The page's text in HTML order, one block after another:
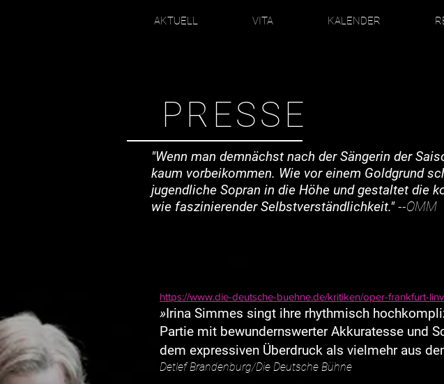
AKTUELL VITA KALENDER
PRESSE
"Wenn man demnächst nach der Sängerin der
kaum vorbeikommen. Wie vor einem Goldgrund
jugendliche Sopran in die Höhe und gestaltet die
wie faszinierender Selbstverständlichkeit."--OMM
https://www.die-deutsche-buehne.de/kritiken/oper-frankfurt-
»Irina Simmes singt ihre rhythmisch
Partie mit bewundernswerter Akkuratesse und
dem expressiven Überdruck als vielmehr aus
Detlef Brandenburg/Die Deutsche Bühne